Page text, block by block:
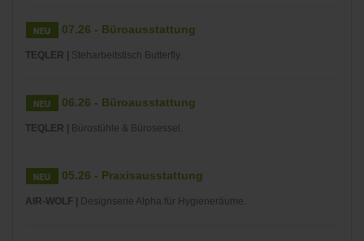
07.26 - Büroausstattung
TEQLER | Steharbeitstisch Butterfly.
06.26 - Büroausstattung
TEQLER | Bürostühle & Bürosessel.
05.26 - Praxisausstattung
AIR-WOLF | Designserie Alpha für Hygieneräume.